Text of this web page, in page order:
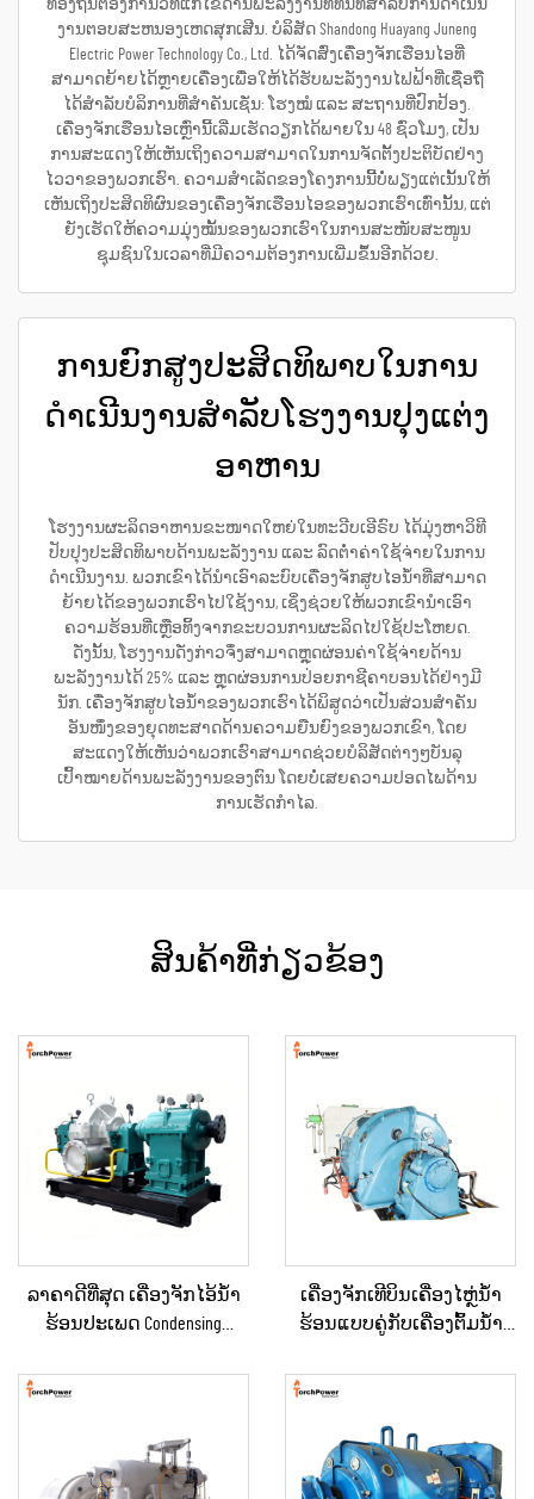
ທ້ອງຖິ່ນຕ້ອງການວິທີແກ້ໄຂດ້ານພະລັງງານທີ່ທັນທີສຳລັບການດຳເນີນ
ງານຕອບສະຫນອງເຫດສຸກເສີນ. ບໍລິສັດ Shandong Huayang Juneng
Electric Power Technology Co., Ltd. ໄດ້ຈັດສົ່ງເຄື່ອງຈັກເຮືອນໄອທີ່
ສາມາດຍ້າຍໄດ້ຫຼາຍເຄື່ອງເພື່ອໃຫ້ໄດ້ຮັບພະລັງງານໄຟຟ້າທີ່ເຊື່ອຖື
ໄດ້ສຳລັບບໍລິການທີ່ສຳຄັນເຊັ່ນ: ໂຮງໝໍ ແລະ ສະຖານທີ່ປົກປ້ອງ.
ເຄື່ອງຈັກເຮືອນໄອເຫຼົ່ານີ້ເລີ່ມເຮັດວຽກໄດ້ພາຍໃນ 48 ຊົ່ວໂມງ, ເປັນ
ການສະແດງໃຫ້ເຫັນເຖິງຄວາມສາມາດໃນການຈັດຕັ້ງປະຕິບັດຢ່າງ
ໄວວາຂອງພວກເຮົາ. ຄວາມສຳເລັດຂອງໂຄງການນີ້ບໍ່ພຽງແຕ່ເນັ້ນໃຫ້
ເຫັນເຖິງປະສິດທິຜົນຂອງເຄື່ອງຈັກເຮືອນໄອຂອງພວກເຮົາເທົ່ານັ້ນ, ແຕ່
ຍັງເຮັດໃຫ້ຄວາມມຸ່ງໝັ້ນຂອງພວກເຮົາໃນການສະໜັບສະໜູນ
ຊຸມຊົນໃນເວລາທີ່ມີຄວາມຕ້ອງການເພີ່ມຂຶ້ນອີກດ້ວຍ.
ການຍົກສູງປະສິດທິພາບໃນການ
ດຳເນີນງານສຳລັບໂຮງງານປຸງແຕ່ງ
ອາຫານ
ໂຮງງານຜະລິດອາຫານຂະໜາດໃຫຍ່ໃນທະວີບເອີຣົບ ໄດ້ມຸ່ງຫາວິທີ
ປັບປຸງປະສິດທິພາບດ້ານພະລັງງານ ແລະ ລົດຕ່ຳຄ່າໃຊ້ຈ່າຍໃນການ
ດຳເນີນງານ. ພວກເຂົາໄດ້ນຳເອົາລະບົບເຄື່ອງຈັກສູບໄອນ້ຳທີ່ສາມາດ
ຍ້າຍໄດ້ຂອງພວກເຮົາໄປໃຊ້ງານ, ເຊິ່ງຊ່ວຍໃຫ້ພວກເຂົານຳເອົາ
ຄວາມຮ້ອນທີ່ເຫຼືອທິ້ງຈາກຂະບວນການຜະລິດໄປໃຊ້ປະໂຫຍດ.
ດັ່ງນັ້ນ, ໂຮງງານດັ່ງກ່າວຈຶ່ງສາມາດຫຼຸດຜ່ອນຄ່າໃຊ້ຈ່າຍດ້ານ
ພະລັງງານໄດ້ 25% ແລະ ຫຼຸດຜ່ອນການປ່ອຍກາຊີຄາບອນໄດ້ຢ່າງມີ
ນັກ. ເຄື່ອງຈັກສູບໄອນ້ຳຂອງພວກເຮົາໄດ້ພິສູດວ່າເປັນສ່ວນສຳຄັນ
ອັນໜຶ່ງຂອງຍຸດທະສາດດ້ານຄວາມຍືນຍົງຂອງພວກເຂົາ, ໂດຍ
ສະແດງໃຫ້ເຫັນວ່າພວກເຮົາສາມາດຊ່ວຍບໍລິສັດຕ່າງໆບັນລຸ
ເປົ້າໝາຍດ້ານພະລັງງານຂອງຕົນ ໂດຍບໍ່ເສຍຄວາມປອດໄພດ້ານ
ການເຮັດກຳໄລ.
ສິນຄ້າທີ່ກ່ຽວຂ້ອງ
ລາຄາດີທີ່ສຸດ ເຄື່ອງຈັກໄອ້ນ້ຳ
ຮ້ອນປະເພດ Condensing
500KW, 1MW ສຳລັບການສະຫ
ອຸດສາຫະກຳ
ເຄື່ອງຈັກເທີບິນເຄື່ອງໄຫຼ່ນ້ຳ
ຮ້ອນແບບຄູ່ກັບເຄື່ອງຕົ້ມນ້ຳ
Pressure) ສອງຂັ້ນຕອນ 3MW-
ຜະລິດພະລັງງານໃນສະຖານີ
ພະລັງງານ